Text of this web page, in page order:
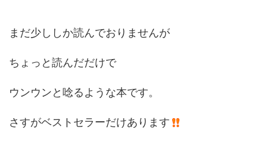
まだ少ししか読んでおりませんが
ちょっと読んだだけで
ウンウンと唸るような本です。
さすがベストセラーだけあります